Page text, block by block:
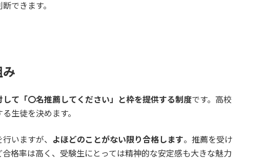
できます。
て「〇名推薦してください」と枠を提供する制度です。高校
生徒を決めます。
いますが、 よほどのことがない限り合格します。推薦を受け
格率は高く、受験生にとっては精神的な安定感も大きな魅力